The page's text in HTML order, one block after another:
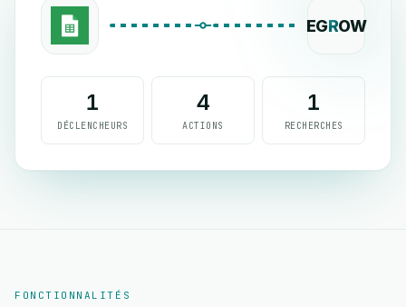
EGROW
1
DÉCLENCHEURS
4
ACTIONS
1
RECHERCHES
FONCTIONNALITÉS